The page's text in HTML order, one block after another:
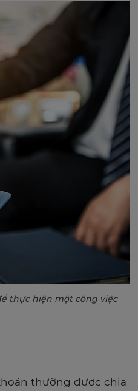
thực hiện một công việc
thường được chia